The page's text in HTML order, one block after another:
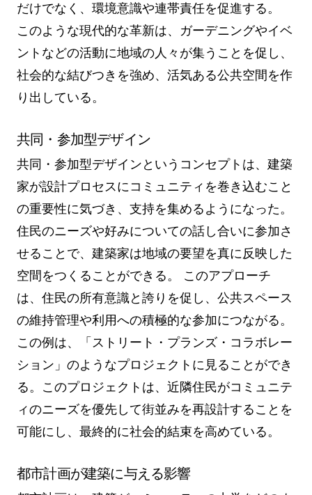
だけでなく、環境意識や連帯責任を促進する。
このような現代的な革新は、ガーデニングやイベ
ントなどの活動に地域の人々が集うことを促し、
社会的な結びつきを強め、活気ある公共空間を作
り出している。
共同・参加型デザイン
共同・参加型デザインというコンセプトは、建築
家が設計プロセスにコミュニティを巻き込むこと
の重要性に気づき、支持を集めるようになった。
住民のニーズや好みについての話し合いに参加さ
せることで、建築家は地域の要望を真に反映した
空間をつくることができる。 このアプローチ
は、住民の所有意識と誇りを促し、公共スペース
の維持管理や利用への積極的な参加につながる。
この例は、「ストリート・プランズ・コラボレー
ション」のようなプロジェクトに見ることができ
る。このプロジェクトは、近隣住民がコミュニテ
ィのニーズを優先して街並みを再設計することを
可能にし、最終的に社会的結束を高めている。
都市計画が建築に与える影響